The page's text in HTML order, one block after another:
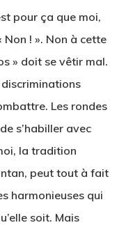
pour ça que moi,
Non ! ». Non à cette
» doit se vêtir mal.
Les rondes
s’habiller avec
la tradition
peut tout à fait
harmonieuses qui
soit. Mais